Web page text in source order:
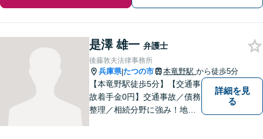
是澤 雄一 弁護士
後藤敦夫法律事務所
兵庫県|たつの市 本竜野駅 から徒歩5分
【本竜野駅徒歩5分】【交通事
故着手金0円】交通事故／債務
整理／相続分野に強み！地域
詳細を見
る